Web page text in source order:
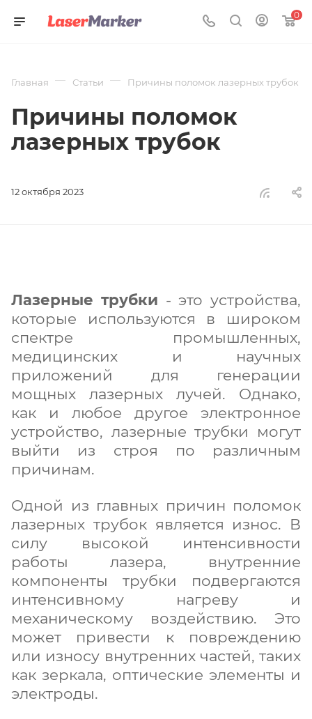
0
Причины поломок
лазерных трубок
Главная — Статьи — Причины поломок лазерных трубок
12 октября 2023
Лазерные трубки - это устройства,
которые используются в широком
спектре промышленных,
медицинских и научных
приложений для генерации
мощных лазерных лучей. Однако,
как и любое другое электронное
устройство, лазерные трубки могут
выйти из строя по различным
причинам.
Одной из главных причин поломок
лазерных трубок является износ. В
силу высокой интенсивности
работы лазера, внутренние
компоненты трубки подвергаются
интенсивному нагреву и
механическому воздействию. Это
может привести к повреждению
или износу внутренних частей, таких
как зеркала, оптические элементы и
электроды.